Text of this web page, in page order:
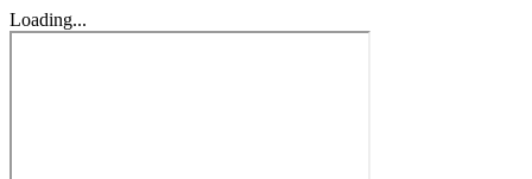
Loading...